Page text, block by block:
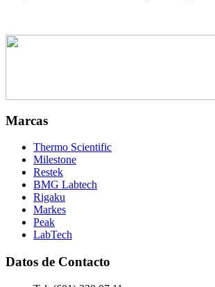
Marcas
Thermo Scientific
Milestone
Restek
BMG Labtech
Rigaku
Markes
Peak
LabTech
Datos de Contacto